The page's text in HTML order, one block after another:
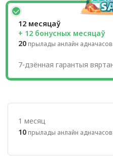
12 месяцаў
+ 12 бонусных месяцаў
20 прылады анлайн
7-дзённая гарантыя
1 месяц
10 прылады анлайн